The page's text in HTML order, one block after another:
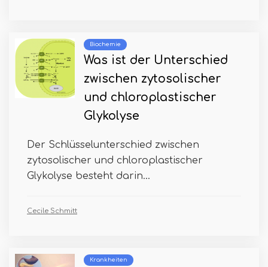
Biochemie
Was ist der Unterschied
zwischen zytosolischer
und chloroplastischer
Glykolyse
Der Schlüsselunterschied zwischen
zytosolischer und chloroplastischer
Glykolyse besteht darin...
Cecile Schmitt
Krankheiten